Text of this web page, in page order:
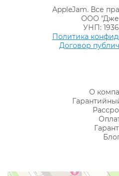
AppleJam. Все
ООО
УНП:
Политика
Договор
О